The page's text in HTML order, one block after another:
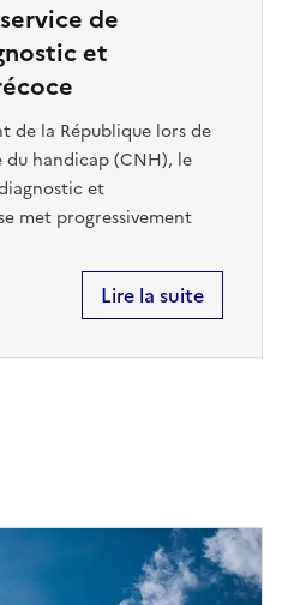
de
et
de la République lors de
handicap (CNH), le
et
met progressivement
Lire la suite